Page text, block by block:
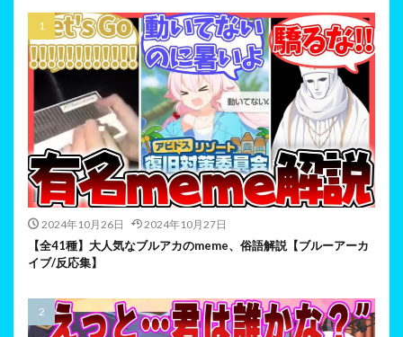
2024年10月26日 2024年10月27日
【全41種】大人気なブルアカのmeme、俗語解説【ブルーアーカ
イブ/反応集】